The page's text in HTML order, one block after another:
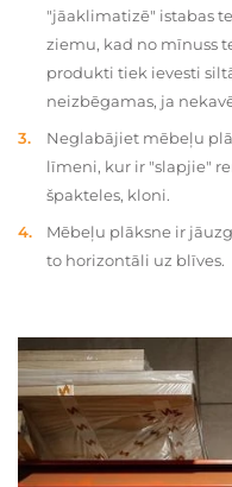
"jāaklimatizē" istabas
ziemu, kad no mīnuss
produkti tiek ievesti
neizbēgamas, ja
Neglabājiet mēbeļu
līmeni, kur ir "slapjie"
špakteles, kloni.
Mēbeļu plāksne ir
to horizontāli uz blīves.